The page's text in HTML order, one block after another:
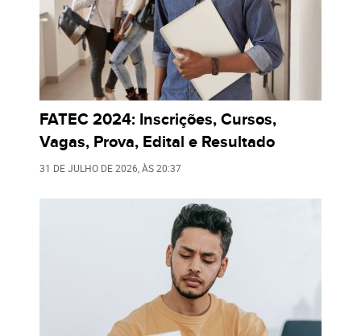
FATEC 2024: Inscrições, Cursos,
Vagas, Prova, Edital e Resultado
31 DE JULHO DE 2026 , ÀS20:37